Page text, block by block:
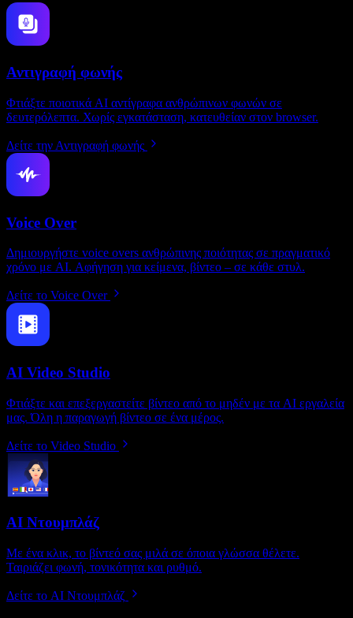
Αντιγραφή φωνής
Φτιάξτε ποιοτικά AI αντίγραφα ανθρώπινων φωνών σε
δευτερόλεπτα. Χωρίς εγκατάσταση, κατευθείαν στον browser.
Δείτε την Αντιγραφή φωνής
Voice Over
Δημιουργήστε voice overs ανθρώπινης ποιότητας σε πραγματικό
χρόνο με AI. Αφήγηση για κείμενα, βίντεο – σε κάθε στυλ.
Δείτε το Voice Over
AI Video Studio
Φτιάξτε και επεξεργαστείτε βίντεο από το μηδέν με τα AI εργαλεία
μας. Όλη η παραγωγή βίντεο σε ένα μέρος.
Δείτε το Video Studio
AI Ντουμπλάζ
Με ένα κλικ, το βίντεό σας μιλά σε όποια γλώσσα θέλετε.
Ταιριάζει φωνή, τονικότητα και ρυθμό.
Δείτε το AI Ντουμπλάζ